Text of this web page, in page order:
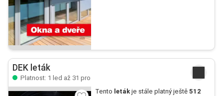
DEK leták
Platnost: 1 led až 31 pro
Tento letákje stále platný ještě 512